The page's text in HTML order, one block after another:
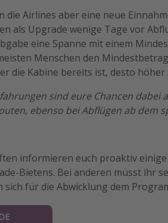
die Airlines aber eine neue
als Upgrade wenige Tage vor
eine Spanne mit einem
Menschen den
die Kabine bereits ist, desto
sind eure Chancen
ebenso bei Abflügen ab dem
informieren euch proaktiv
Bietens. Bei anderen müsst ihr
sich für die Abwicklung dem